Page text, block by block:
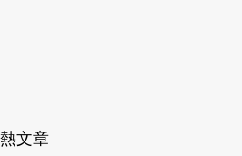
文章